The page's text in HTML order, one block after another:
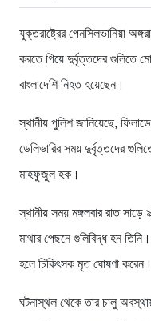
যুক্তরাষ্ট্রের পেনসিলভানিয়া
করতে গিয়ে দুর্বৃত্তদের গুলিতে
বাংলাদেশি নিহত হয়েছেন।
স্থানীয় পুলিশ জানিয়েছে,
ডেলিভারির সময় দুর্বৃত্তদের
মাহফুজুল হক।
স্থানীয় সময় মঙ্গলবার রাত
মাথার পেছনে গুলিবিদ্ধ হন
হলে চিকিৎসক মৃত ঘোষণা করেন।
ঘটনাস্থল থেকে তার চালু